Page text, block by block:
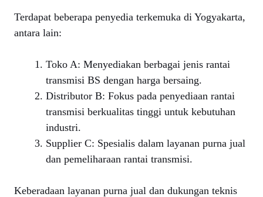
Terdapat beberapa penyedia terkemuka di Yogyakarta,
antara lain:
Toko A: Menyediakan berbagai jenis rantai
transmisi BS dengan harga bersaing.
Distributor B: Fokus pada penyediaan rantai
transmisi berkualitas tinggi untuk kebutuhan
industri.
Supplier C: Spesialis dalam layanan purna jual
dan pemeliharaan rantai transmisi.
Keberadaan layanan purna jual dan dukungan teknis